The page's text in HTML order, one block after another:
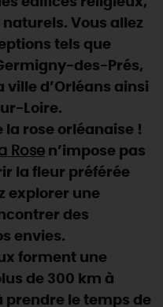
END
Vous allez
tels que
des-Prés,
ville d’Orléans ainsi
Loire.
la rose orléanaise !
Rose n’impose pas
la fleur préférée
explorer une
des
envies.
forment une
de 300 km à
prendre le temps de